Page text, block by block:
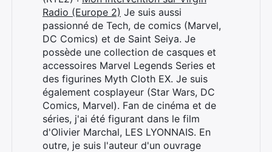
Radio (Europe 2) Je suis aussi
passionné de Tech, de comics (Marvel,
DC Comics) et de Saint Seiya. Je
possède une collection de casques et
accessoires Marvel Legends Series et
des figurines Myth Cloth EX. Je suis
également cosplayeur (Star Wars, DC
Comics, Marvel). Fan de cinéma et de
séries, j'ai été figurant dans le film
d'Olivier Marchal, LES LYONNAIS. En
outre, je suis l'auteur d'un ouvrage